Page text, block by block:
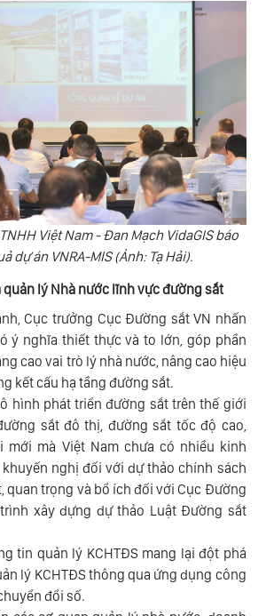
Việt Nam - Đan Mạch VidaGIS báo
dự án VNRA-MIS (Ảnh: Tạ Hải).
quản lý Nhà nước lĩnh vực đường sắt
Cục trưởng Cục Đường sắt VN nhấn
ý nghĩa thiết thực và to lớn, góp phần
cao vai trò lý nhà nước, nâng cao hiệu
kết cấu hạ tầng đường sắt.
hình phát triển đường sắt trên thế giới
sắt đô thị, đường sắt tốc độ cao,
mới mà Việt Nam chưa có nhiều kinh
nghị đối với dự thảo chính sách
quan trọng và bổ ích đối với Cục Đường
xây dựng dự thảo Luật Đường sắt
tin quản lý KCHTĐS mang lại đột phá
lý KCHTĐS thông qua ứng dụng công
đổi số.